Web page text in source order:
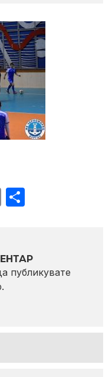
Email
публикувате